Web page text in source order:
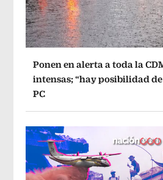
Ponen en alerta a toda la
intensas; “hay posibilidad de
PC